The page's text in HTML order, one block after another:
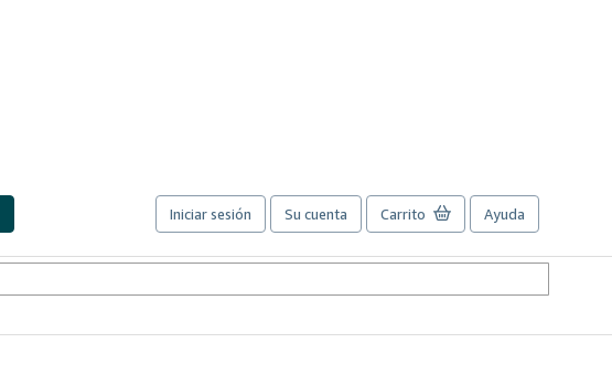
Iniciar sesión Su cuenta Carrito Ayuda